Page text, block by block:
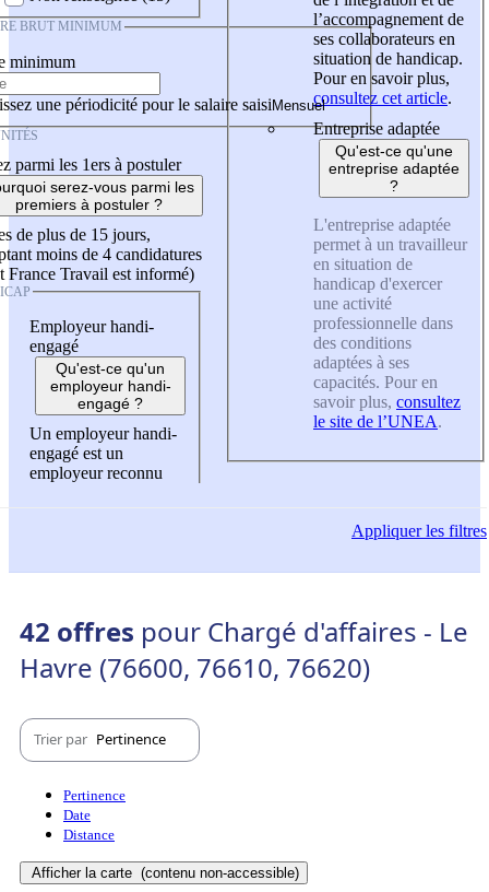
BRUT MINIMUM
minimum
une périodicité pour le salaire saisi
parmi les 1ers à postuler
serez-vous parmi les
premiers à postuler ?
de plus de 15 jours,
moins de 4 candidatures
France Travail est informé)
Employeur handi-
engagé
Qu'est-ce qu'un
employeur handi-
engagé ?
Un employeur handi-
engagé est un
employeur reconnu
l’accompagnement de
ses collaborateurs en
situation de handicap.
Pour en savoir plus,
consultez cet article.
Entreprise adaptée
Qu'est-ce qu'une
entreprise adaptée
?
L'entreprise adaptée
permet à un travailleur
en situation de
handicap d'exercer
une activité
professionnelle dans
des conditions
adaptées à ses
capacités. Pour en
savoir plus, consultez
le site de l’UNEA.
Appliquerles filtres
42 offres pour Chargé d'affaires - Le
Havre (76600, 76610, 76620)
Trier par Pertinence
Pertinence
Date
Distance
Afficher la carte (contenu non-accessible)